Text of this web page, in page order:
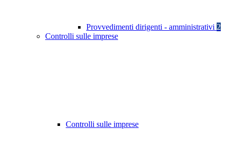
Provvedimenti dirigenti - amministrativi 2
Controlli sulle imprese
Controlli sulle imprese